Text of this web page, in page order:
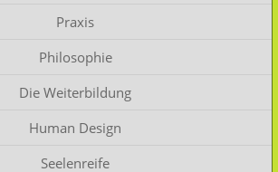
Praxis
Philosophie
Die Weiterbildung
Human Design
Seelenreife